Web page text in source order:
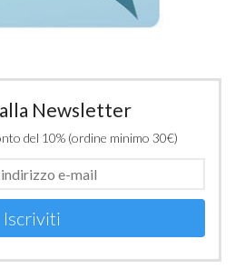
Newsletter
del 10% (ordine minimo 30€)
Iscriviti